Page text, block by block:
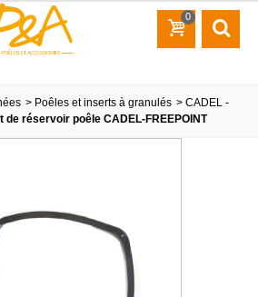
0
> Poêles et inserts à granulés > CADEL -
de réservoir poêle CADEL-FREEPOINT